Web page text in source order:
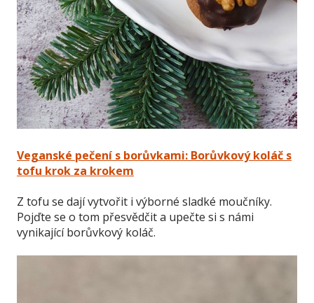
Veganské pečení s borůvkami: Borůvkový koláč s
tofu krok za krokem
Z tofu se dají vytvořit i výborné sladké moučníky.
Pojďte se o tom přesvědčit a upečte si s námi
vynikající borůvkový koláč.